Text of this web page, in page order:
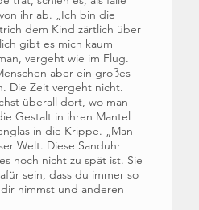
ihr ab. „Ich bin die
dem Kind zärtlich über
gibt es mich kaum
vergeht wie im Flug.
aber ein großes
Die Zeit vergeht nicht.
überall dort, wo man
Gestalt in ihren Mantel
in die Krippe. „Man
Welt. Diese Sanduhr
noch nicht zu spät ist. Sie
sein, dass du immer so
nimmst und anderen